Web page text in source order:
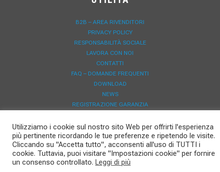
B2B – AREA RIVENDITORI
PRIVACY POLICY
RESPONSABILITÀ SOCIALE
LAVORA CON NOI
CONTATTI
FAQ – DOMANDE FREQUENTI
DOWNLOAD
NEWS
REGISTRAZIONE GARANZIA
Utilizziamo i cookie sul nostro sito Web per offrirti l'esperienza
più pertinente ricordando le tue preferenze e ripetendo le visite.
Cliccando su "Accetta tutto", acconsenti all'uso di TUTTI i
cookie. Tuttavia, puoi visitare "Impostazioni cookie" per fornire
un consenso controllato. Leggi di più